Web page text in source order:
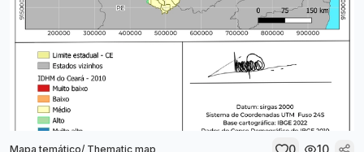
Mapa temático/ Thematic map 0 10